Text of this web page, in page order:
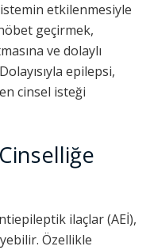
etkilenmesiyle
geçirmek,
ve dolaylı
epilepsi,
cinsel isteği
ilaçlar (AEİ),
Özellikle